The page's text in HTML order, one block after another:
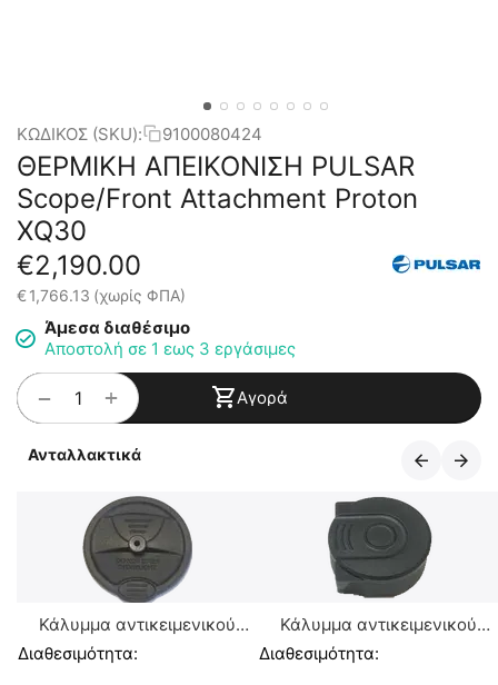
ΚΩΔΙΚΟΣ (SKU): 9100080424
ΘΕΡΜΙΚΗ ΑΠΕΙΚΟΝΙΣΗ PULSAR
Scope/Front Attachment Proton
XQ30
€2,190.00
€1,766.13 (χωρίς ΦΠΑ)
Άμεσα διαθέσιμο
Αποστολή σε 1 εως 3 εργάσιμες
+
− Αγορά
Ανταλλακτικά
αντικειμενικού
YUKON NVMT 50mm
Κάλυμμα αντικειμενικού
φακού PULSAR Expert
Διαθεσιμότητα: